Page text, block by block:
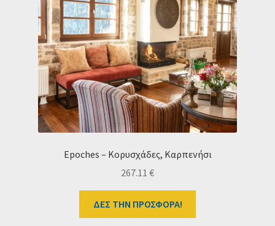
Ταμείο
HOME
Epoches – Κορυσχάδες, Καρπενήσι
267.11 €
ΔΕΣ ΤΗΝ ΠΡΟΣΦΟΡΑ!